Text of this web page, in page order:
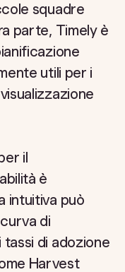
squadre
parte, Timely è
utili per i
il
è
intuitiva può
di
di adozione
Harvest